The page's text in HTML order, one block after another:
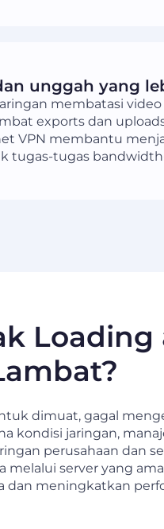
unggah yang
membatasi
exports dan
VPN membantu
tugas-tugas
Loading
dimuat, gagal
kondisi jaringan,
perusahaan dan
melalui server yang
dan meningkatkan